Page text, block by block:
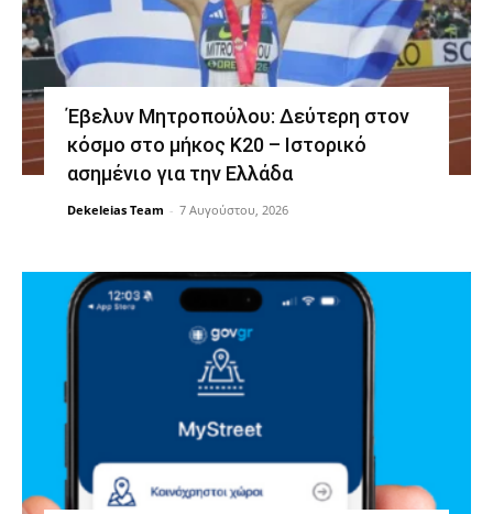
Έβελυν Μητροπούλου: Δεύτερη στον
κόσμο στο μήκος Κ20 – Ιστορικό
ασημένιο για την Ελλάδα
Dekeleias Team - 7 Αυγούστου, 2026